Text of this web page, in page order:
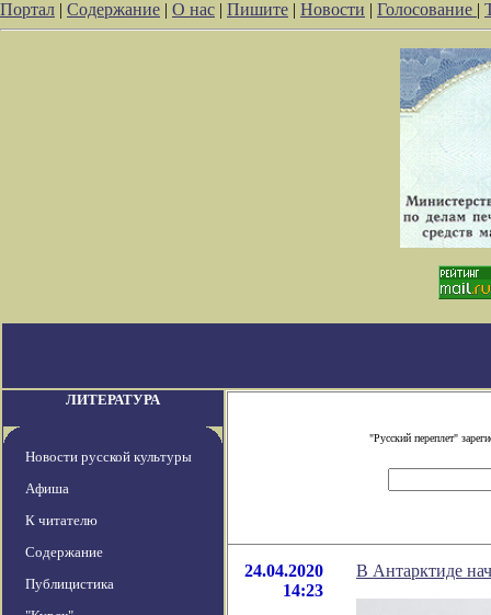
Портал | Содержание | О нас | Пишите | Новости | Голосование |
ЛИТЕРАТУРА
Новости русской культуры
Афиша
К читателю
Содержание
Публицистика
"Русский переплет"
24.04.2020
14:23
В Антарктиде